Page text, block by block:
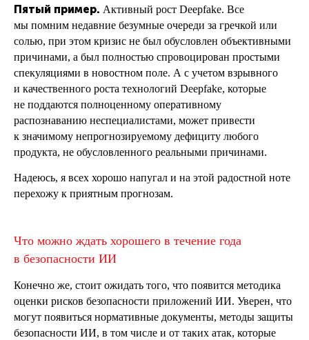
Пятый пример. Активный рост Deepfake. Все
мы помним недавние безумные очереди за гречкой или
солью, при этом кризис не был обусловлен объективными
причинами, а был полностью спровоцирован простыми
спекуляциями в новостном поле. А с учетом взрывного
и качественного роста технологий Deepfake, которые
не поддаются полноценному оперативному
распознаванию неспециалистами, может привести
к значимому непрогнозируемому дефициту любого
продукта, не обусловленного реальными причинами.
Надеюсь, я всех хорошо напугал и на этой радостной ноте
перехожу к приятным прогнозам.
Что можно ждать хорошего в течение года
в безопасности ИИ
Конечно же, стоит ожидать того, что появится методика
оценки рисков безопасности приложений ИИ. Уверен, что
могут появиться нормативные документы, методы защиты
безопасности ИИ, в том числе и от таких атак, которые